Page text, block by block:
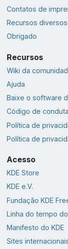
Contatos de
Recursos diversos
Obrigado
Recursos
Wiki da
Ajuda
Baixe o software
Código de conduta
Política de
Política de
Acesso
KDE Store
KDE e.V.
Fundação KDE
Linha do tempo do
Manifesto do KDE
Sites